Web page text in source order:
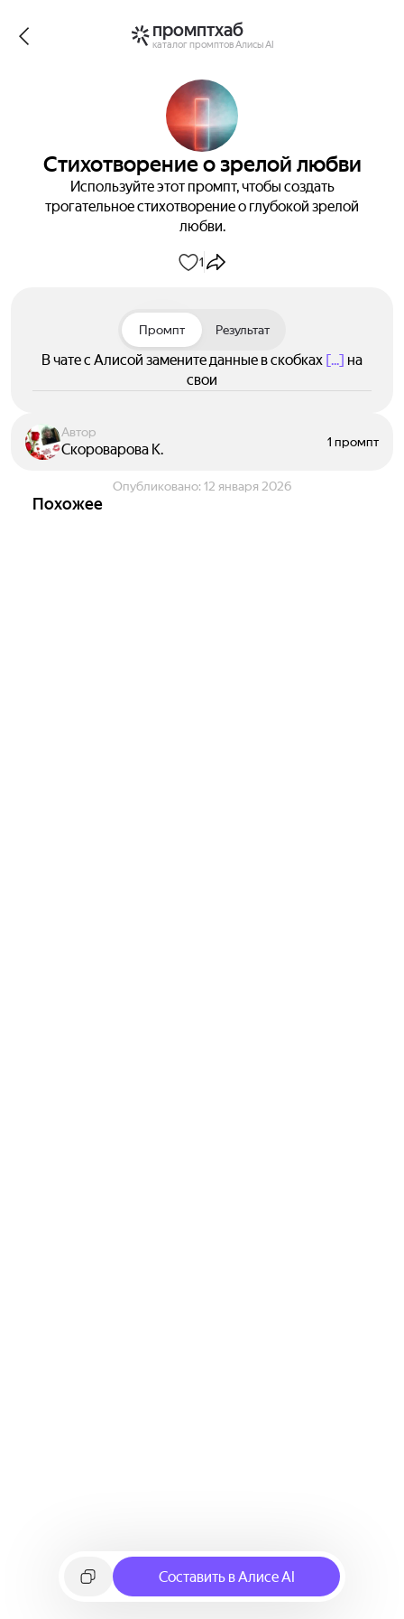
промптхаб
каталог промптов Алисы AI
Стихотворение о зрелой любви
Используйте этот промпт, чтобы создать
трогательное стихотворение о глубокой зрелой
любви.
1
Промпт Результат
В чате с Алисой замените данные в скобках [...] на
свои
Автор
Скороварова К. 1 промпт
Опубликовано: 12 января 2026
Похожее
Составить в Алисе AI